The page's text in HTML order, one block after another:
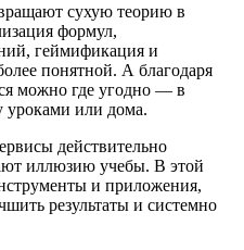
сухую теорию в
формул,
геймификация и
понятной. А благодаря
можно где угодно — в
уроками или дома.
действительно
иллюзию учебы. В этой
и приложения,
результаты и системно